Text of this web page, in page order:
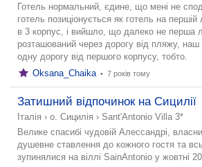
Готель нормальний, єдине, що мені не
готель позиціонується як готель на першій
в 3 корпус, і вийшло, що далеко не перша
розташований через дорогу від пляжу,
одну дорогу від першого корпусу, тобто.
Oksana_Chaika • 7 років тому
Затишний відпочинок на Сицилії
Італія › о. Сицилія › Sant'Antonio Villa 3*
Велике спасибі чудовій Алессандрі,
душевне ставлення до кожного гостя та
зупинялися на віллі SainAntonio у жовтні